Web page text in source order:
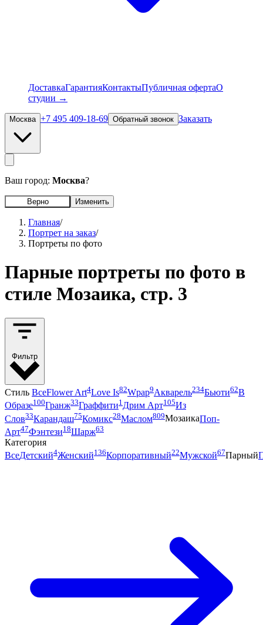
ДоставкаГарантияКонтактыПубличная офертаО
студии →
Москва +7 495 409-18-69 Обратный звонок Заказать
Ваш город: Москва?
Верно Изменить
Главная/
Портрет на заказ/
Портреты по фото
Парные портреты по фото в
стиле Мозаика, стр. 3
Фильтр
Стиль ВсеFlower Art4Love Is82Wpap9Акварель234Бьюти62В
Образе100Гранж33Граффити1 Дрим Арт105Из
Слов33Карандаш75Комикс28Маслом809МозаикаПоп-
Арт47Фэнтези18Шарж63
Категория
ВсеДетский4Женский136Корпоративный22Мужской67Парный